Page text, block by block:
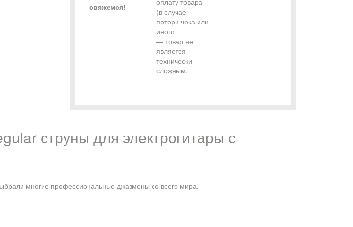
свяжемся!
оплату товара
(в случае
потери чека или
иного
— товар не
является
технически
сложным.
струны для электрогитары с
многие профессиональные джазмены со всего мира.